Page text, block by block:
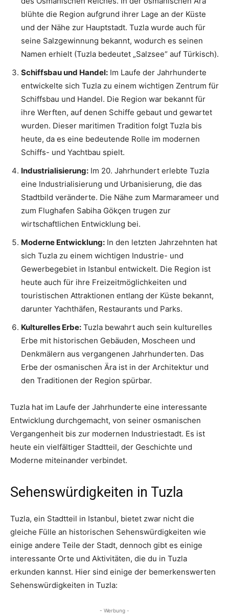
blühte die Region aufgrund ihrer Lage an der Küste
und der Nähe zur Hauptstadt. Tuzla wurde auch für
seine Salzgewinnung bekannt, wodurch es seinen
Namen erhielt (Tuzla bedeutet „Salzsee“ auf Türkisch).
Schiffsbau und Handel: Im Laufe der Jahrhunderte
entwickelte sich Tuzla zu einem wichtigen Zentrum für
Schiffsbau und Handel. Die Region war bekannt für
ihre Werften, auf denen Schiffe gebaut und gewartet
wurden. Dieser maritimen Tradition folgt Tuzla bis
heute, da es eine bedeutende Rolle im modernen
Schiffs- und Yachtbau spielt.
Industrialisierung: Im 20. Jahrhundert erlebte Tuzla
eine Industrialisierung und Urbanisierung, die das
Stadtbild veränderte. Die Nähe zum Marmarameer und
zum Flughafen Sabiha Gökçen trugen zur
wirtschaftlichen Entwicklung bei.
Moderne Entwicklung: In den letzten Jahrzehnten hat
sich Tuzla zu einem wichtigen Industrie- und
Gewerbegebiet in Istanbul entwickelt. Die Region ist
heute auch für ihre Freizeitmöglichkeiten und
touristischen Attraktionen entlang der Küste bekannt,
darunter Yachthäfen, Restaurants und Parks.
Kulturelles Erbe: Tuzla bewahrt auch sein kulturelles
Erbe mit historischen Gebäuden, Moscheen und
Denkmälern aus vergangenen Jahrhunderten. Das
Erbe der osmanischen Ära ist in der Architektur und
den Traditionen der Region spürbar.
Tuzla hat im Laufe der Jahrhunderte eine interessante
Entwicklung durchgemacht, von seiner osmanischen
Vergangenheit bis zur modernen Industriestadt. Es ist
heute ein vielfältiger Stadtteil, der Geschichte und
Moderne miteinander verbindet.
Sehenswürdigkeiten in Tuzla
Tuzla, ein Stadtteil in Istanbul, bietet zwar nicht die
gleiche Fülle an historischen Sehenswürdigkeiten wie
einige andere Teile der Stadt, dennoch gibt es einige
interessante Orte und Aktivitäten, die du in Tuzla
erkunden kannst. Hier sind einige der bemerkenswerten
Sehenswürdigkeiten in Tuzla:
- Werbung -